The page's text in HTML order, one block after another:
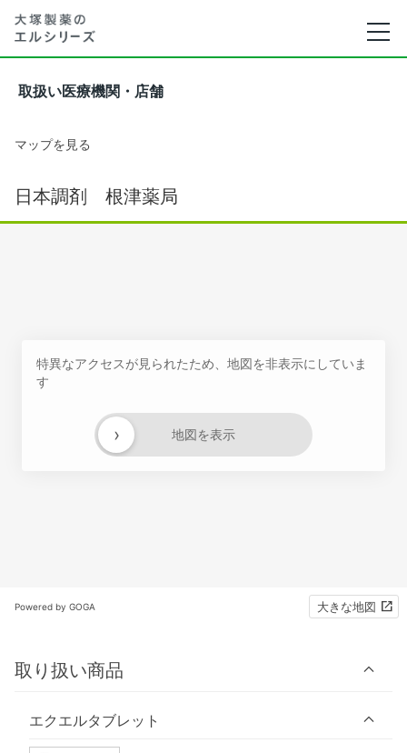
取扱い医療機関・店舗
マップを見る
日本調剤 根津薬局
特異なアクセスが見られたため、地図を非表示にしていま
す
地図を表示
›
Powered by GOGA 大きな地図
取り扱い商品
エクエルタブレット